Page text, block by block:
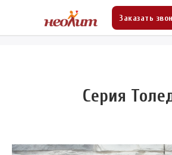
Заказать
Продукция Искусственный
Серия Толедо
Серия